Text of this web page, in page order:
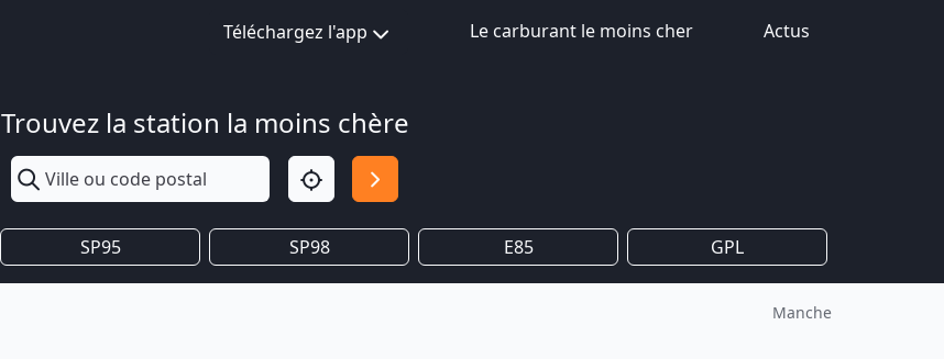
Téléchargez l'app Le carburant le moins cher Actus
Trouvez la station la moins chère
SP95 SP98 E85 GPL
Manche